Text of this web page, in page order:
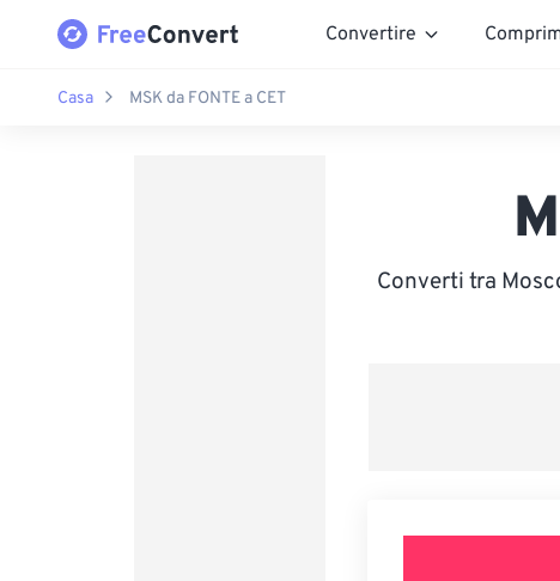
Convertire
Casa MSK da FONTE a CET
Converti tra